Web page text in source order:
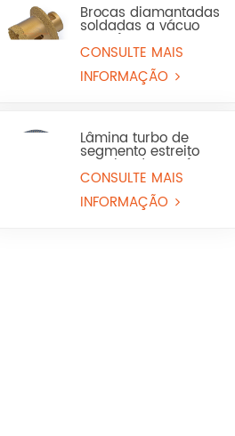
Brocas diamantadas
soldadas a vácuo
para furos em
porcelanato,
mármore e lavatório
CONSULTE MAIS
INFORMAÇÃO
Lâmina turbo de
segmento estreito
com borda contínua
para granito e pedra
projetada
CONSULTE MAIS
INFORMAÇÃO